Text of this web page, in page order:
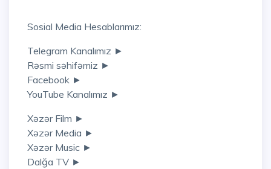
Sosial Media Hesablarımız:
Telegram Kanalımız ►
Rəsmi səhifəmiz ►
Facebook ►
YouTube Kanalımız ►
Xəzər Film ►
Xəzər Media ►
Xəzər Music ►
Dalğa TV ►